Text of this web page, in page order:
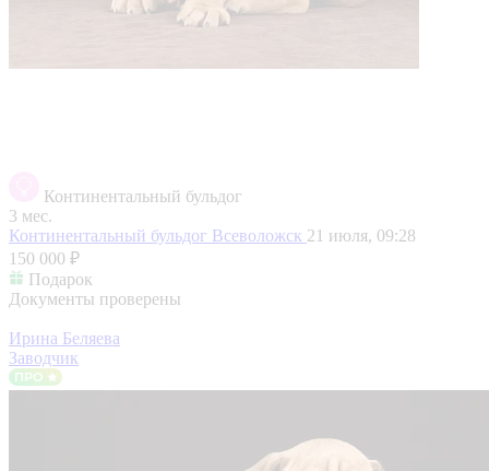
Континентальный бульдог
3 мес.
Континентальный бульдог Всеволожск 21 июля, 09:28
150 000 ₽
Подарок
Документы проверены
Ирина Беляева
Заводчик